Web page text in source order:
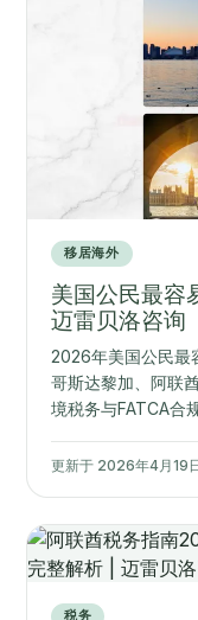
移居海外
美国公民最容
迈雷贝洛咨询
2026年美国公民最
哥斯达黎加、阿联
境税务与FATCA合
更新于 2026年4月19
税务